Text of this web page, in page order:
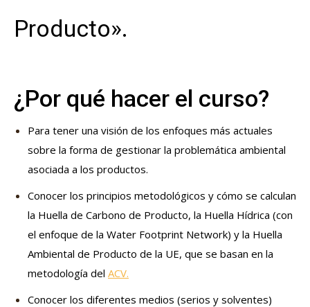
Producto».
¿Por qué hacer el curso?
Para tener una visión de los enfoques más actuales
sobre la forma de gestionar la problemática ambiental
asociada a los productos.
Conocer los principios metodológicos y cómo se calculan
la Huella de Carbono de Producto, la Huella Hídrica (con
el enfoque de la Water Footprint Network) y la Huella
Ambiental de Producto de la UE, que se basan en la
metodología del ACV.
Conocer los diferentes medios (serios y solventes)